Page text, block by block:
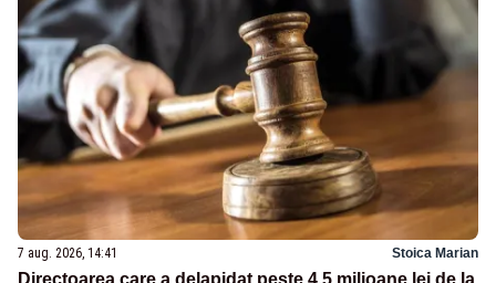
7 aug. 2026, 14:41 Stoica Marian